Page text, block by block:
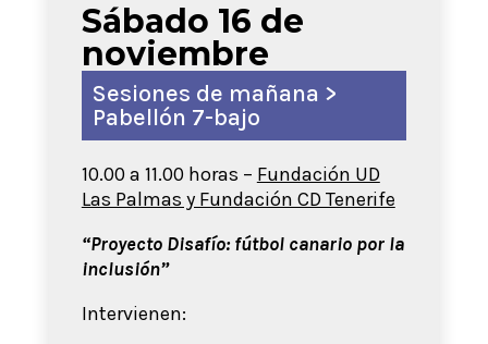
Sábado 16 de
noviembre
Sesiones de mañana >
Pabellón 7-bajo
10.00 a 11.00 horas – Fundación UD
Las Palmas y Fundación CD Tenerife
“Proyecto Disafío: fútbol canario por la
inclusión”
Intervienen: